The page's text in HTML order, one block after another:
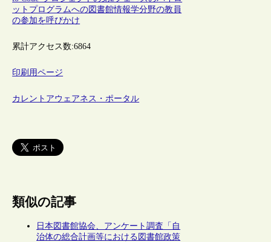
ットプログラムへの図書館情報学分野の教員
の参加を呼びかけ
累計アクセス数:6864
印刷用ページ
カレントアウェアネス・ポータル
類似の記事
日本図書館協会、アンケート調査「自
治体の総合計画等における図書館政策